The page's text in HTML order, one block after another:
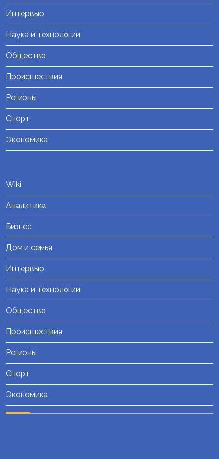
Интервью
Наука и технологии
Общество
Происшествия
Регионы
Спорт
Экономика
Wiki
Аналитика
Бизнес
Дом и семья
Интервью
Наука и технологии
Общество
Происшествия
Регионы
Спорт
Экономика